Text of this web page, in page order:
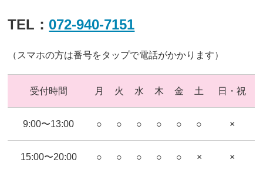
TEL： 072-940-7151
（スマホの方は番号をタップで電話がかかります）
受付時間 月 火 水 木 金 土 日・祝
9:00〜13:00 ○ ○ ○ ○ ○ ○ ×
15:00〜20:00 ○ ○ ○ ○ ○ × ×